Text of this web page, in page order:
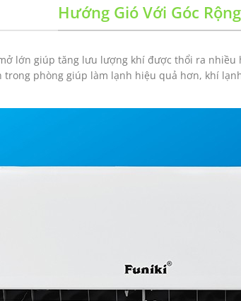
Hướng Gió Với Góc Rộng
lớn giúp tăng lưu lượng khí được thổi ra
phòng giúp làm lạnh hiệu quả hơn, khí